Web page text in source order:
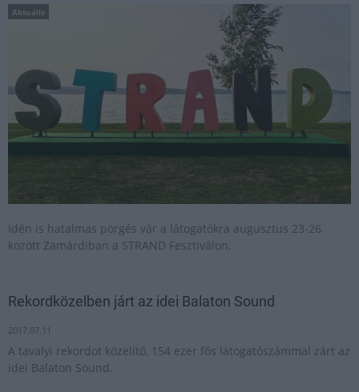
Aktuális
Idén is hatalmas pörgés vár a látogatókra augusztus 23-26.
között Zamárdiban a STRAND Fesztiválon.
Rekordközelben járt az idei Balaton Sound
2017.07.11
A tavalyi rekordot közelítő, 154 ezer fős látogatószámmal zárt az
idei Balaton Sound.